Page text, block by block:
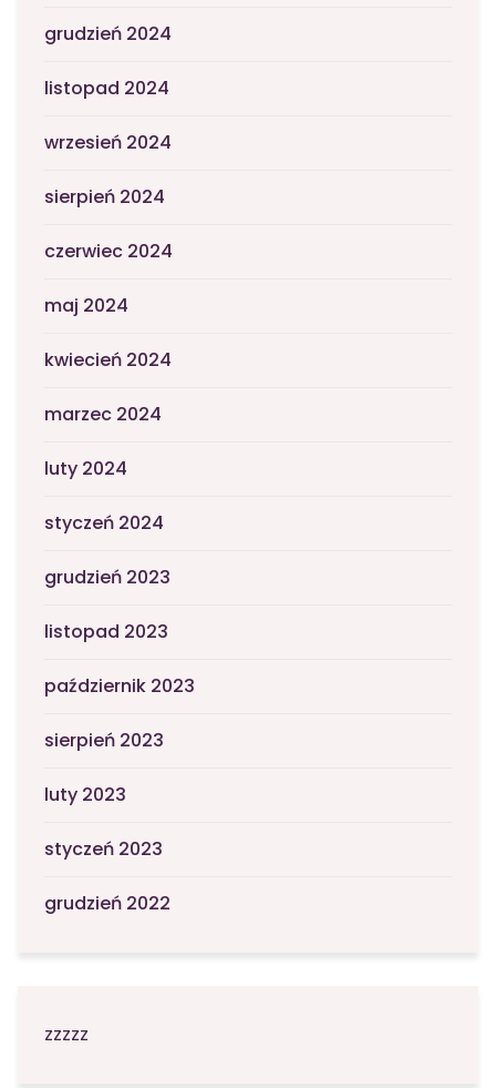
grudzień 2024
listopad 2024
wrzesień 2024
sierpień 2024
czerwiec 2024
maj 2024
kwiecień 2024
marzec 2024
luty 2024
styczeń 2024
grudzień 2023
listopad 2023
październik 2023
sierpień 2023
luty 2023
styczeń 2023
grudzień 2022
zzzzz